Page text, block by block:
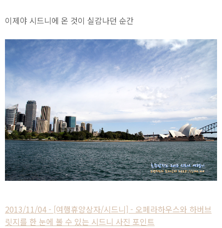
이제야 시드니에 온 것이 실감나던 순간
2013/11/04 - [여행휴양상자/시드니] - 오페라하우스와 하버브
릿지를 한 눈에 볼 수 있는 시드니 사진 포인트